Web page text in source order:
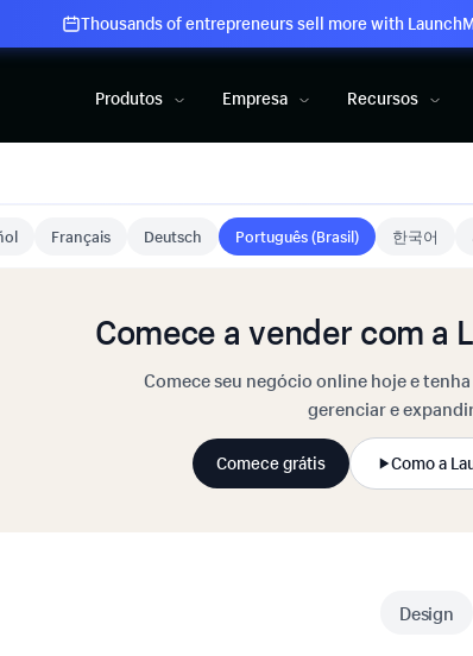
Thousands of entrepreneurs sell more with
Produtos Empresa Recursos
Français Deutsch Português (Brasil) 한국어
Comece a vender com a
Comece seu negócio online hoje e
gerenciar e
Comece grátis Como a
Design